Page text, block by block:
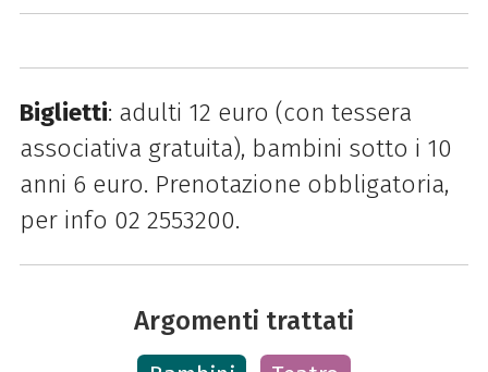
Biglietti: adulti 12 euro (con tessera
associativa gratuita), bambini sotto i 10
anni 6 euro. Prenotazione obbligatoria,
perinfo 02 2553200.
Argomenti trattati